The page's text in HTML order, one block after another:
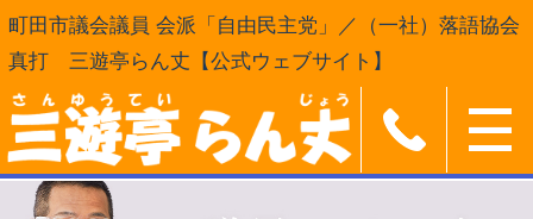
町田市議会議員 会派「自由民主党」／（一社）落語協会
真打 三遊亭らん丈【公式ウェブサイト】